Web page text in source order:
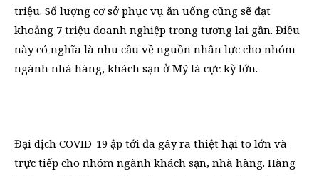
triệu. Số lượng cơ sở phục vụ ăn uống cũng sẽ đạt
khoảng 7 triệu doanh nghiệp trong tương lai gần. Điều
này có nghĩa là nhu cầu về nguồn nhân lực cho nhóm
ngành nhà hàng, khách sạn ở Mỹ là cực kỳ lớn.
Đại dịch COVID-19 ập tới đã gây ra thiệt hại to lớn và
trực tiếp cho nhóm ngành khách sạn, nhà hàng. Hàng